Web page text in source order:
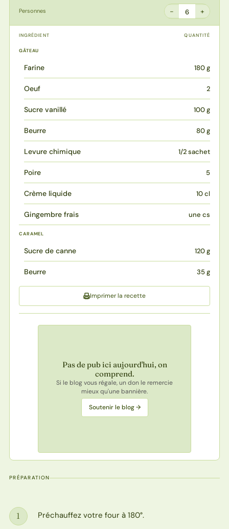
Personnes − 6 +
INGRÉDIENT QUANTITÉ
GÂTEAU
Farine 180 g
Oeuf 2
Sucre vanillé 100 g
Beurre 80 g
Levure chimique 1/2 sachet
Poire 5
Crème liquide 10 cl
Gingembre frais une cs
CARAMEL
Sucre de canne 120 g
Beurre 35 g
Imprimer la recette
Pas de pub ici aujourd'hui, on
comprend.
Si le blog vous régale, un don le remercie
mieux qu'une bannière.
Soutenir le blog →
PRÉPARATION
Étape
1
Préchauffez votre four à 180°.